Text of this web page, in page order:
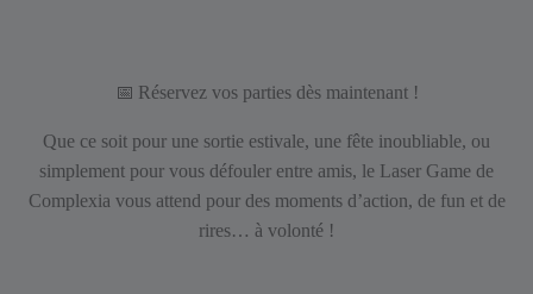
📅 Réservez vos parties dès maintenant !
Que ce soit pour une sortie estivale, une fête inoubliable, ou
simplement pour vous défouler entre amis, le Laser Game de
Complexia vous attend pour des moments d’action, de fun et de
rires… à volonté !